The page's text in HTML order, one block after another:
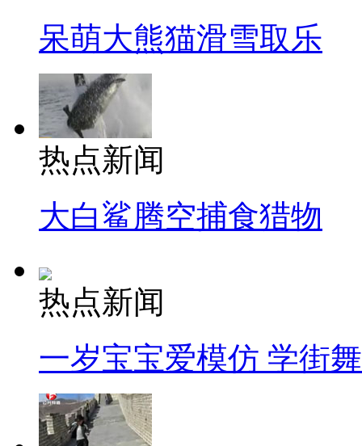
呆萌大熊猫滑雪取乐
热点新闻
大白鲨腾空捕食猎物
热点新闻
一岁宝宝爱模仿 学街